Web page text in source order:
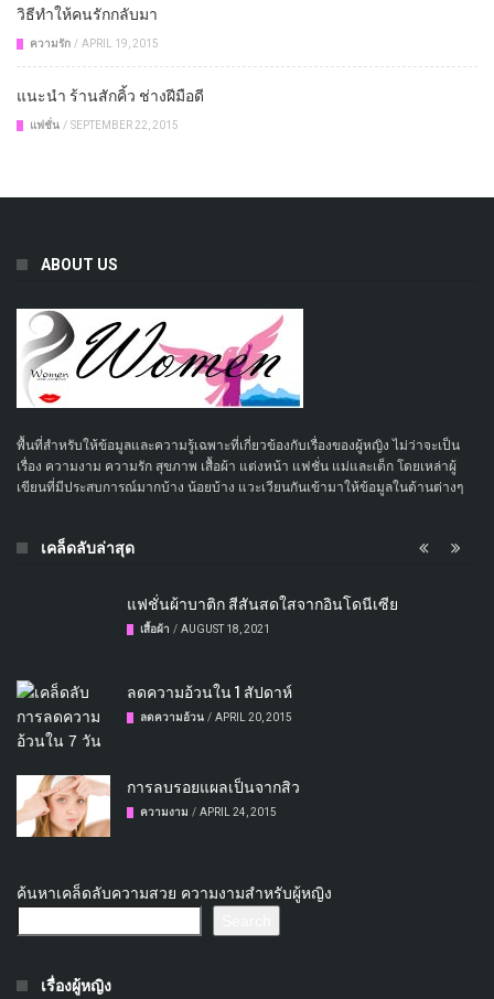
วิธีทำให้คนรักกลับมา
ความรัก / APRIL 19, 2015
แนะนำ ร้านสักคิ้ว ช่างฝีมือดี
แฟชั่น / SEPTEMBER 22, 2015
ABOUT US
พื้นที่สำหรับให้ข้อมูลและความรู้เฉพาะที่เกี่ยวข้องกับเรื่องของผู้หญิง ไม่ว่าจะเป็น
เรื่อง ความงาม ความรัก สุขภาพ เสื้อผ้า แต่งหน้า แฟชั่น แม่และเด็ก โดยเหล่าผู้
เขียนที่มีประสบการณ์มากบ้าง น้อยบ้าง แวะเวียนกันเข้ามาให้ข้อมูลในด้านต่างๆ
เคล็ดลับล่าสุด
แฟชั่นผ้าบาติก สีสันสดใสจากอินโดนีเซีย
เสื้อผ้า / AUGUST 18, 2021
ลดความอ้วนใน 1 สัปดาห์
ลดความอ้วน / APRIL 20, 2015
การลบรอยแผลเป็นจากสิว
ความงาม / APRIL 24, 2015
ค้นหาเคล็ดลับความสวย ความงามสำหรับผู้หญิง
เรื่องผู้หญิง